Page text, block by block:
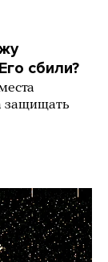
сбили?
защищать